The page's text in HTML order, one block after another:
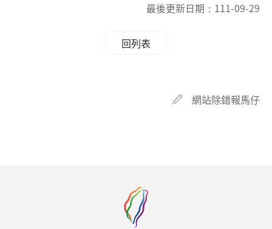
最後更新日期： 111-09-29
回列表
網站除錯報馬仔